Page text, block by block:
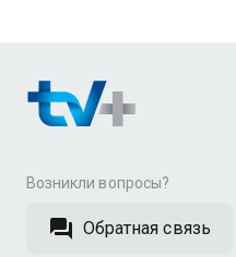
Возникли вопросы?
Обратная связь